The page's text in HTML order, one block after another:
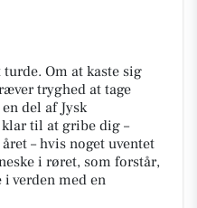
Om at kaste sig
tryghed at tage
del af Jysk
klar til at gribe dig –
– hvis noget uventet
i røret, som forstår,
verden med en